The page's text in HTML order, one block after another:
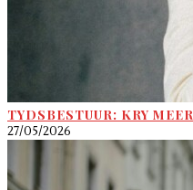
TYDSBESTUUR: KRY
27/05/2026